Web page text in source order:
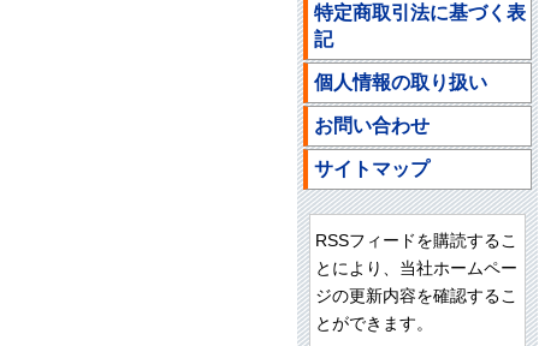
特定商取引法に基づく表
記
個人情報の取り扱い
お問い合わせ
サイトマップ
RSSフィードを購読するこ
とにより、当社ホームペー
ジの更新内容を確認するこ
とができます。